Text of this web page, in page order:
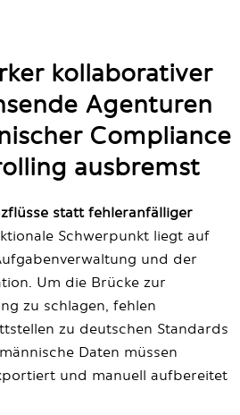
kollaborativer
Agenturen
Compliance
ausbremst
statt fehleranfälliger
Schwerpunkt liegt auf
und der
Um die Brücke zur
zu schlagen, fehlen
zu deutschen Standards
Daten müssen
und manuell aufbereitet